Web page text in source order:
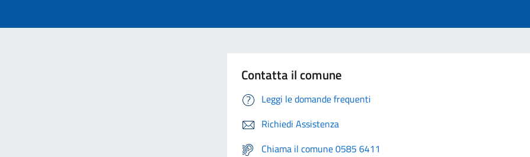
Contatta il comune
Leggi le domande frequenti
Richiedi Assistenza
Chiama il comune 0585 6411